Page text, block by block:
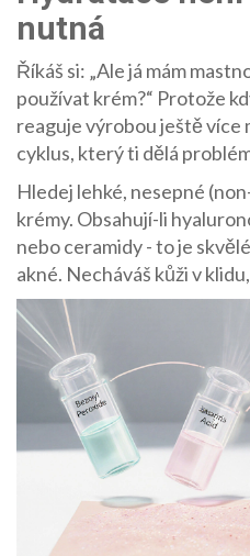
nutná
Říkáš si: „Ale já mám
používat krém?“ Protože
reaguje výrobou ještě více
cyklus, který ti dělá
Hledej lehké, nesepné
krémy. Obsahují-li
nebo ceramidy - to je
akné. Necháváš kůži v